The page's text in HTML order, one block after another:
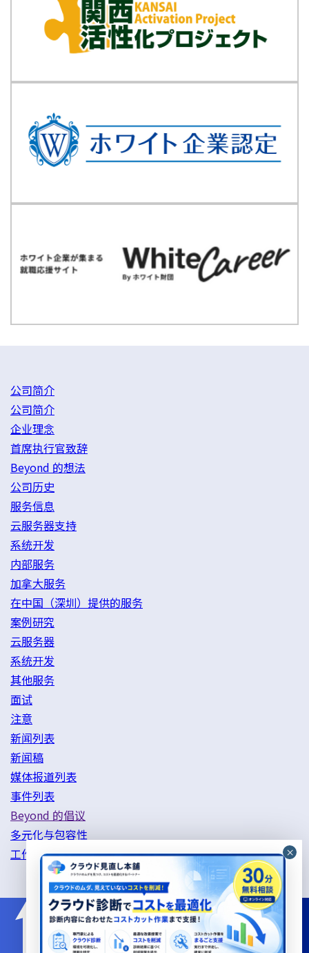
公司简介
公司简介
企业理念
首席执行官致辞
Beyond 的想法
公司历史
服务信息
云服务器支持
系统开发
内部服务
加拿大服务
在中国（深圳）提供的服务
案例研究
云服务器
系统开发
其他服务
面试
注意
新闻列表
新闻稿
媒体报道列表
事件列表
Beyond 的倡议
多元化与包容性
工作方式改革举措